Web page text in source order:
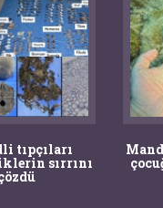
tıpçıları
sırrını